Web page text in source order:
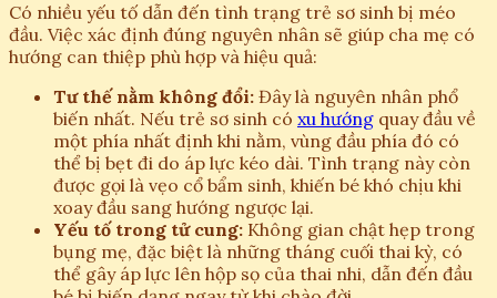
Có nhiều yếu tố dẫn đến tình trạng trẻ sơ sinh bị méo
đầu. Việc xác định đúng nguyên nhân sẽ giúp cha mẹ có
hướng can thiệp phù hợp và hiệu quả:
Tư thế nằm không đổi: Đây là nguyên nhân phổ
biến nhất. Nếu trẻ sơ sinh có xu hướng quay đầu về
một phía nhất định khi nằm, vùng đầu phía đó có
thể bị bẹt đi do áp lực kéo dài. Tình trạng này còn
được gọi là vẹo cổ bẩm sinh, khiến bé khó chịu khi
xoay đầu sang hướng ngược lại.
Yếu tố trong tử cung: Không gian chật hẹp trong
bụng mẹ, đặc biệt là những tháng cuối thai kỳ, có
thể gây áp lực lên hộp sọ của thai nhi, dẫn đến đầu